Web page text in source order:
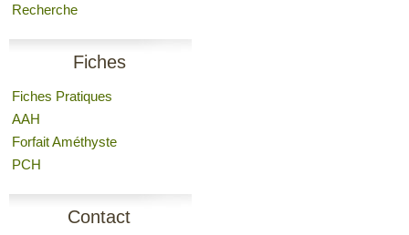
Recherche
Fiches
Fiches Pratiques
AAH
Forfait Améthyste
PCH
Contact